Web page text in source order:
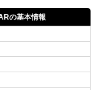
の基本情報